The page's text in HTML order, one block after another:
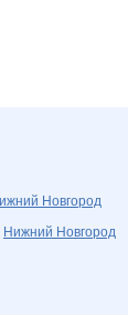
Новгород
Нижний Новгород